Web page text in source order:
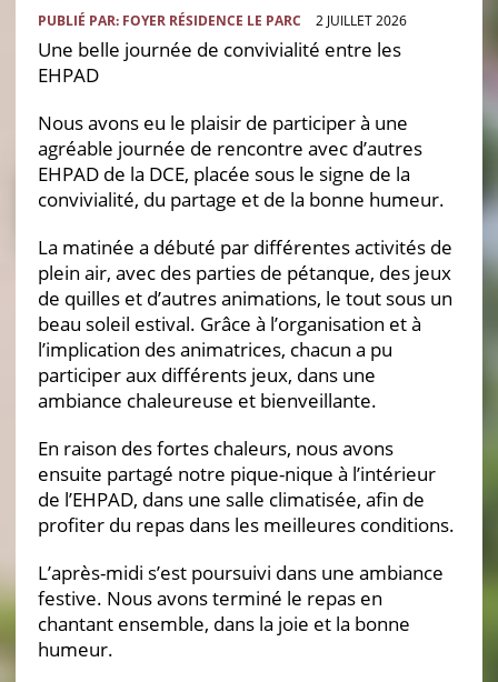
PUBLIÉ PAR: FOYER RÉSIDENCE LE PARC 2 JUILLET 2026
Une belle journée de convivialité entre les
EHPAD
Nous avons eu le plaisir de participer à une
agréable journée de rencontre avec d’autres
EHPAD de la DCE, placée sous le signe de la
convivialité, du partage et de la bonne humeur.
La matinée a débuté par différentes activités de
plein air, avec des parties de pétanque, des jeux
de quilles et d’autres animations, le tout sous un
beau soleil estival. Grâce à l’organisation et à
l’implication des animatrices, chacun a pu
participer aux différents jeux, dans une
ambiance chaleureuse et bienveillante.
En raison des fortes chaleurs, nous avons
ensuite partagé notre pique-nique à l’intérieur
de l’EHPAD, dans une salle climatisée, afin de
profiter du repas dans les meilleures conditions.
L’après-midi s’est poursuivi dans une ambiance
festive. Nous avons terminé le repas en
chantant ensemble, dans la joie et la bonne
humeur.